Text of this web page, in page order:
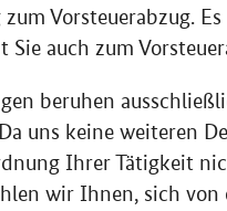
Vorsteuerabzug.
auch zum
beruhen
uns keine weiteren
Ihrer Tätigkeit
wir Ihnen, sich von